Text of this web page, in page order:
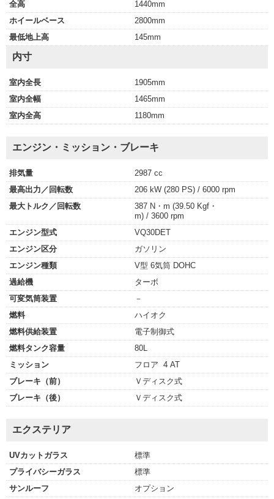
全高
1440mm
ホイールベース
2800mm
最低地上高
145mm
内寸
室内全長
1905mm
室内全幅
1465mm
室内全高
1180mm
エンジン・ミッション・ブレーキ
排気量
2987 cc
最高出力／回転数
206 kW (280 PS) / 6000 rpm
最大トルク／回転数
387 N・m (39.50 Kgf・
m) / 3600 rpm
エンジン型式
VQ30DET
エンジン区分
ガソリン
エンジン種類
V型 6気筒 DOHC
過給機
ターボ
可変気筒装置
－
燃料
ハイオク
燃料供給装置
電子制御式
燃料タンク容量
80L
ミッション
フロア 4 AT
ブレーキ（前）
Ｖディスク式
ブレーキ（後）
Ｖディスク式
エクステリア
UVカットガラス
標準
プライバシーガラス
標準
サンルーフ
オプション